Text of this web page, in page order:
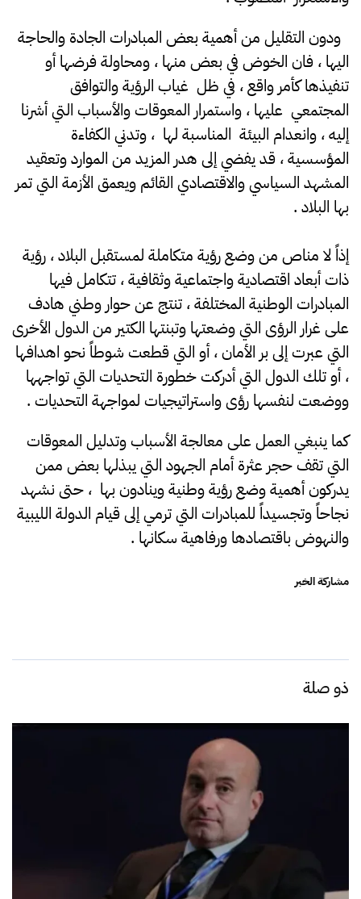
ودون التقليل من أهمية بعض المبادرات الجادة والحاجة
اليها ، فان الخوض في بعض منها ، ومحاولة فرضها أو
تنفيذها كأمر واقع ، في ظل غياب الرؤية والتوافق
المجتمعي عليها ، واستمرار المعوقات والأسباب التي أشرنا
إليه ، وانعدام البيئة المناسبة لها ، وتدني الكفاءة
المؤسسية ، قد يفضي إلى هدر المزيد من الموارد وتعقيد
المشهد السياسي والاقتصادي القائم ويعمق الأزمة التي تمر
بها البلاد .
إذاً لا مناص من وضع رؤية متكاملة لمستقبل البلاد ، رؤية
ذات أبعاد اقتصادية واجتماعية وثقافية ، تتكامل فيها
المبادرات الوطنية المختلفة ، تنتج عن حوار وطني هادف
على غرار الرؤى التي وضعتها وتبنتها الكتير من الدول الأخرى
التي عبرت إلى بر الأمان ، أو التي قطعت شوطاً نحو اهدافها
، أو تلك الدول التي أدركت خطورة التحديات التي تواجهها
ووضعت لنفسها رؤى واستراتيجيات لمواجهة التحديات .
كما ينبغي العمل على معالجة الأسباب وتدليل المعوقات
التي تقف حجر عثرة أمام الجهود التي يبذلها بعض ممن
يدركون أهمية وضع رؤية وطنية وينادون بها ، حتى نشهد
نجاحاً وتجسيداً للمبادرات التي ترمي إلى قيام الدولة الليبية
والنهوض باقتصادها ورفاهية سكانها .
مشاركة الخبر
ذو صلة